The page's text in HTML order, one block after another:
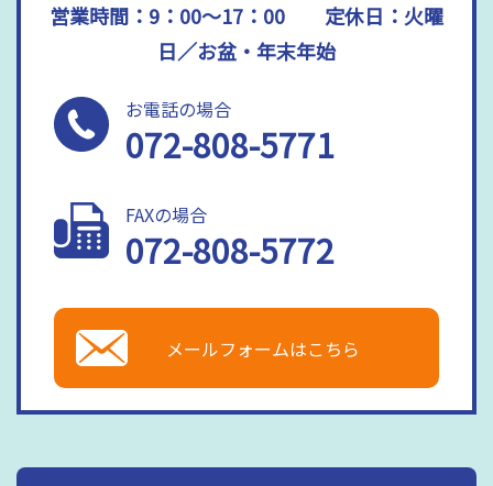
営業時間：9：00～17：00 定休日：火曜
日／お盆・年末年始
お電話の場合
072-808-5771
FAXの場合
072-808-5772
メールフォームはこちら